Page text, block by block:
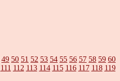
49 50 51 52 53 54 55 56 57 58 59 60
111 112 113 114 115 116 117 118 119